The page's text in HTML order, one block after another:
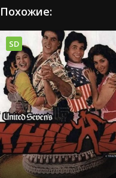
Похожие:
SD